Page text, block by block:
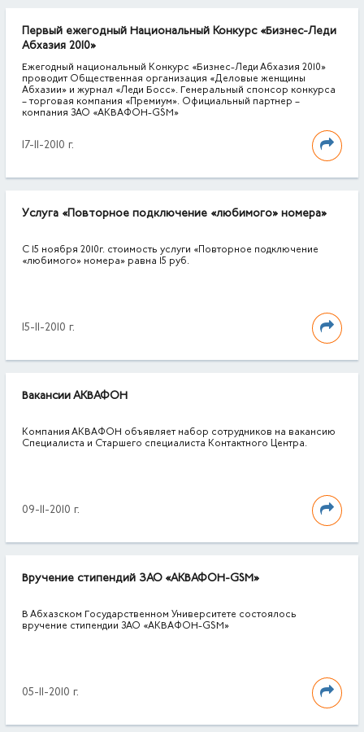
Первый ежегодный Национальный Конкурс «Бизнес-Леди
Абхазия 2010»
Ежегодный национальный Конкурс «Бизнес-Леди Абхазия 2010»
проводит Общественная организация «Деловые женщины
Абхазии» и журнал «Леди Босс». Генеральный спонсор конкурса
– торговая компания «Премиум». Официальный партнер –
компания ЗАО «АКВАФОН-GSM»
17-11-2010 г.
Услуга «Повторное подключение «любимого» номера»
С 15 ноября 2010г. стоимость услуги «Повторное подключение
«любимого» номера» равна 15 руб.
15-11-2010 г.
Вакансии АКВАФОН
Компания АКВАФОН объявляет набор сотрудников на вакансию
Специалиста и Старшего специалиста Контактного Центра.
09-11-2010 г.
Вручение стипендий ЗАО «АКВАФОН-GSM»
В Абхазском Государственном Университете состоялось
вручение стипендии ЗАО «АКВАФОН-GSM»
05-11-2010 г.